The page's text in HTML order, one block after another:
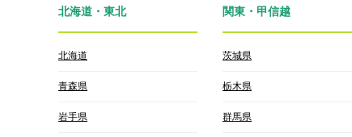
北海道・東北
北海道
青森県
岩手県
関東・甲信越
茨城県
栃木県
群馬県